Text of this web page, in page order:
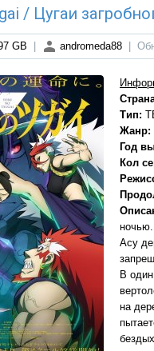
/ Цугаи
GB andromeda88
Тип:
Жанр:
Год
Кол
ночью.
Асу
В
на